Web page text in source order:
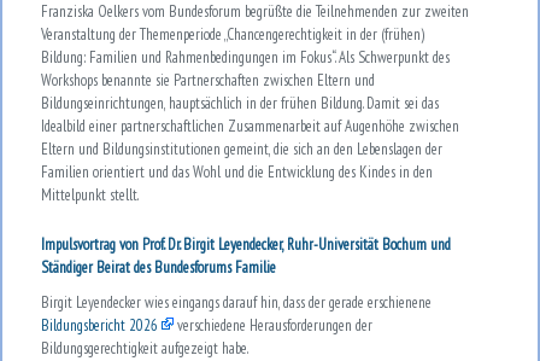
Franziska Oelkers vom Bundesforum begrüßte die Teilnehmenden zur zweiten
Veranstaltung der Themenperiode „Chancengerechtigkeit in der (frühen)
Bildung: Familien und Rahmenbedingungen im Fokus“. Als Schwerpunkt des
Workshops benannte sie Partnerschaften zwischen Eltern und
Bildungseinrichtungen, hauptsächlich in der frühen Bildung. Damit sei das
Idealbild einer partnerschaftlichen Zusammenarbeit auf Augenhöhe zwischen
Eltern und Bildungsinstitutionen gemeint, die sich an den Lebenslagen der
Familien orientiert und das Wohl und die Entwicklung des Kindes in den
Mittelpunkt stellt.
Impulsvortrag von Prof. Dr. Birgit Leyendecker, Ruhr-Universität Bochum und
Ständiger Beirat des Bundesforums Familie
Birgit Leyendecker wies eingangs darauf hin, dass der gerade erschienene
Bildungsbericht 2026
verschiedene Herausforderungen der
Bildungsgerechtigkeit aufgezeigt habe.